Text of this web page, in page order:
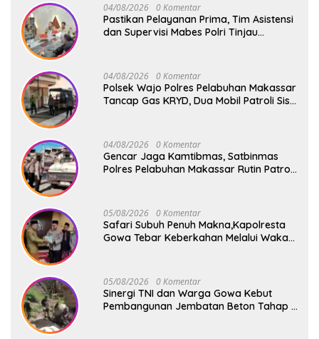
04/08/2026 0 Komentar
Pastikan Pelayanan Prima, Tim Asistensi
dan Supervisi Mabes Polri Tinjau
04/08/2026 0 Komentar
Polsek Wajo Polres Pelabuhan Makassar
Tancap Gas KRYD, Dua Mobil Patroli Sisir
04/08/2026 0 Komentar
Gencar Jaga Kamtibmas, Satbinmas
Polres Pelabuhan Makassar Rutin Patroli
05/08/2026 0 Komentar
Safari Subuh Penuh Makna,Kapolresta
Gowa Tebar Keberkahan Melalui Wakaf
05/08/2026 0 Komentar
Sinergi TNI dan Warga Gowa Kebut
Pembangunan Jembatan Beton Tahap V